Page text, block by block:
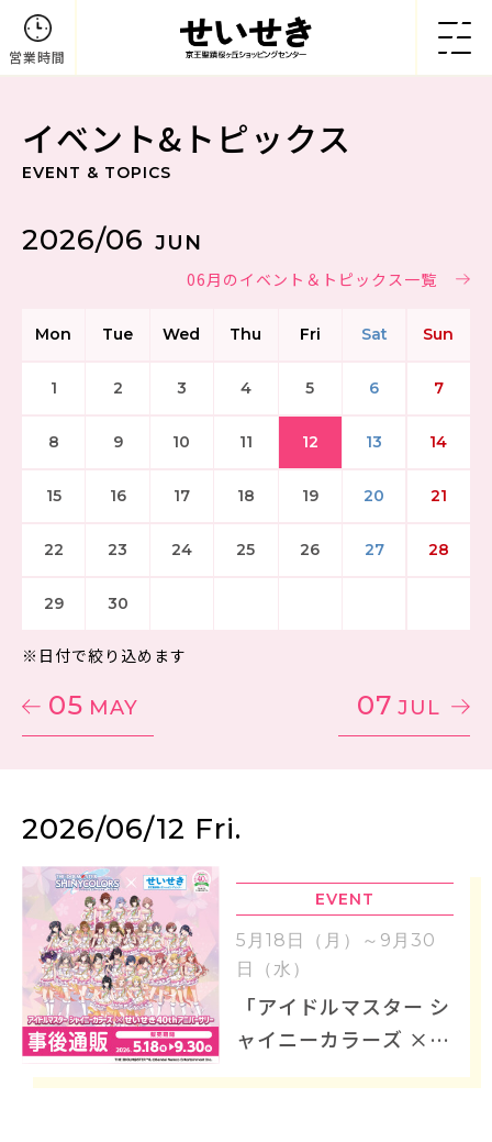
営業時間
イベント&トピックス
EVENT & TOPICS
05 MAY
2026/06 JUN
06月のイベント＆トピックス一覧
Mon Tue Wed Thu Fri Sat Sun
1 2 3 4 5 6 7
8 9 10 11 12 13 14
15 16 17 18 19 20 21
22 23 24 25 26 27 28
29 30
※日付で絞り込めます
07 JUL
2026/06/12 Fri.
EVENT
5月18日（月）～9月30
日（水）
「アイドルマスター シ
ャイニーカラーズ ×
せいせき 40th アニバ